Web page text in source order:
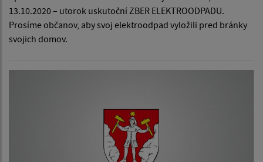
13.10.2020 – utorok uskutoční ZBER ELEKTROODPADU.
Prosíme občanov, aby svoj elektroodpad vyložili pred bránky
svojich domov.